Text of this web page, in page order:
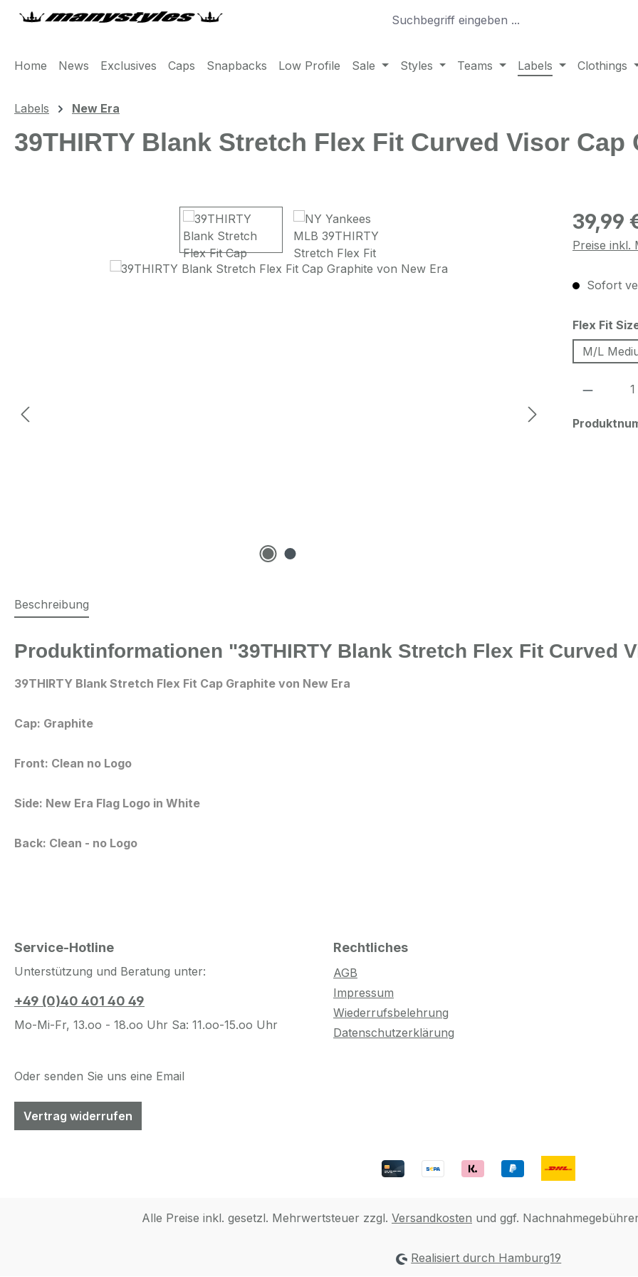
Hauptinhalt springen
Zur Suche springen
Zur Hauptnavigation springen
Home News Exclusives Caps Snapbacks Low Profile Sale Styles Teams Labels Clothings
Labels New Era
39THIRTY Blank Stretch Flex Fit Curved Visor Cap
Regulärer
39,99
Preise inkl.
Sofort
Flex Fit
M/L
Beschreibung
Produktinformationen "39THIRTY Blank Stretch Flex Fit Curved
39THIRTY Blank Stretch Flex Fit Cap Graphite von New Era
Cap: Graphite
Front: Clean no Logo
Side: New Era Flag Logo in White
Back: Clean - no Logo
Service-Hotline
Unterstützung und Beratung unter:
+49 (0)40 401 40 49
Mo-Mi-Fr, 13.oo - 18.oo Uhr Sa: 11.oo-15.oo Uhr
Oder senden Sie uns eine Email
Vertrag widerrufen
Rechtliches
AGB
Impressum
Wiederrufsbelehrung
Datenschutzerklärung
Alle Preise inkl. gesetzl. Mehrwertsteuer zzgl. Versandkosten und ggf.
Realisiert durch Hamburg19